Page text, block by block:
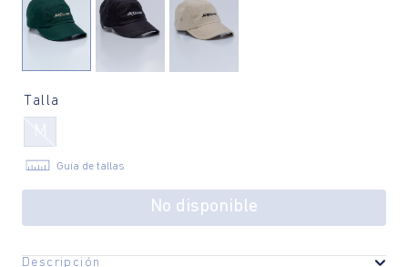
Talla
Guía de tallas
No disponible
Descripción